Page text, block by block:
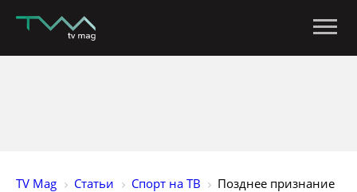
TV Mag Статьи Спорт на ТВ Позднее признание